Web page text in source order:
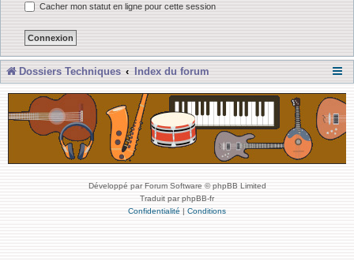
Cacher mon statut en ligne pour cette session
Dossiers Techniques Index du forum
Développé par Forum Software © phpBB Limited
Traduit par phpBB-fr
Confidentialité | Conditions